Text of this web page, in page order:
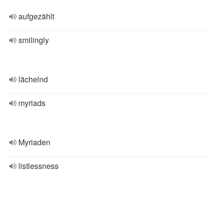
aufgezählt
smilingly
lächelnd
myriads
Myriaden
listlessness